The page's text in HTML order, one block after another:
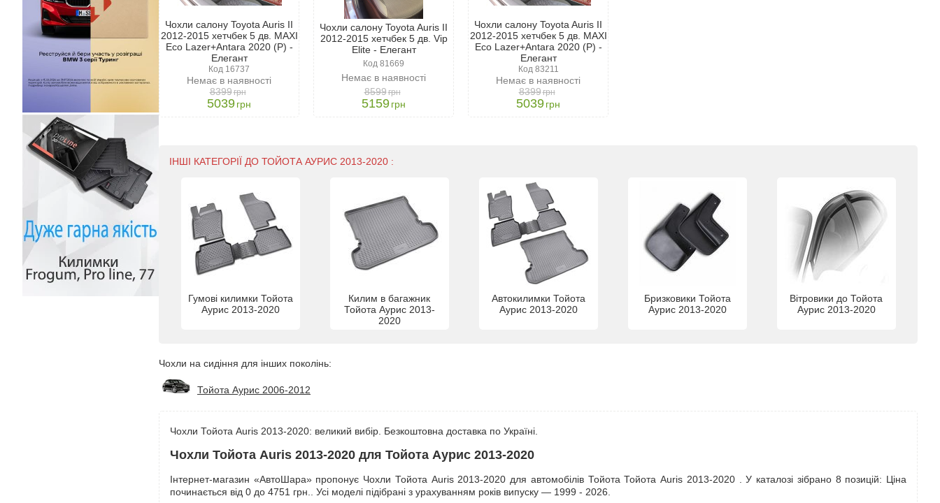
Чохли салону Toyota Auris II
2012-2015 хетчбек 5 дв. MAXI
Eco Lazer+Antara 2020 (P) -
Елегант
Код 16737
Немає в наявності
8399грн
5039грн
Чохли салону Toyota Auris II
2012-2015 хетчбек 5 дв. Vip
Elite - Елегант
Код 81669
Немає в наявності
8599грн
5159грн
Чохли салону Toyota Auris II
2012-2015 хетчбек 5 дв. MAXI
Eco Lazer+Antara 2020 (P) -
Елегант
Код 83211
Немає в наявності
8399грн
5039грн
ІНШІ КАТЕГОРІЇ ДО ТОЙОТА АУРИС 2013-2020 :
Гумові килимки Тойота
Аурис 2013-2020
Килим в багажник
Тойота Аурис 2013-
2020
Автокилимки Тойота
Аурис 2013-2020
Бризковики Тойота
Аурис 2013-2020
Вітровики до Тойота
Аурис 2013-2020
Чохли на сидіння для інших поколінь:
Тойота Аурис 2006-2012
Чохли Тойота Auris 2013-2020: великий вибір. Безкоштовна доставка по Україні.
Чохли Тойота Auris 2013-2020 для Тойота Аурис 2013-2020
Інтернет-магазин «АвтоШара» пропонує Чохли Тойота Auris 2013-2020 для автомобілів Тойота Тойота Auris 2013-2020 . У каталозі зібрано 8 позицій: Ціна
починається від 0 до 4751 грн.. Усі моделі підібрані з урахуванням років випуску — 1999 - 2026.